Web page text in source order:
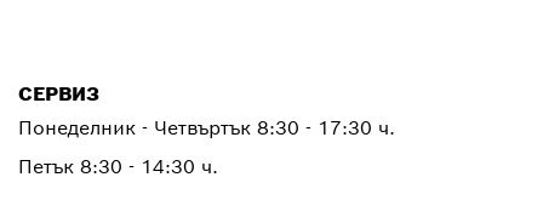
СЕРВИЗ
Понеделник - Четвъртък 8:30 - 17:30 ч.
Петък 8:30 - 14:30 ч.